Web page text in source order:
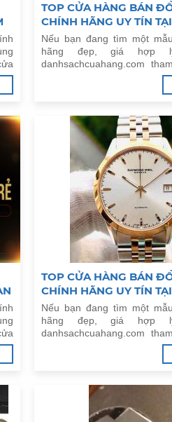
TOP CỬA HÀNG BÁN
CHÍNH HÃNG UY TÍN
BIÊN, HÀ NỘI
Nếu bạn đang tìm một
hãng đẹp, giá hợp
danhsachcuahang.com
hàng bán đồng hồ chính
TOP CỬA HÀNG BÁN
CHÍNH HÃNG UY TÍN
BÀ TRƯNG, HÀ NỘI
Nếu bạn đang tìm một
hãng đẹp, giá hợp
danhsachcuahang.com
hàng bán đồng hồ chính